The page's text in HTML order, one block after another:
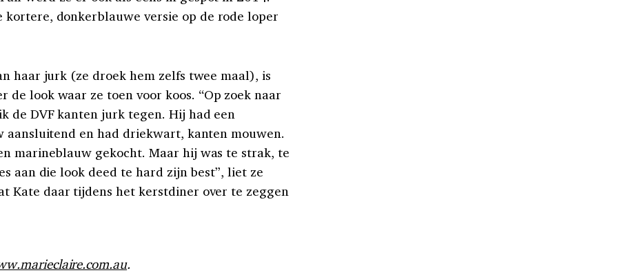
kortere, donkerblauwe versie op de rode loper
haar jurk (ze droek hem zelfs twee maal), is
de look waar ze toen voor koos. “Op zoek naar
de DVF kanten jurk tegen. Hij had een
en had driekwart, kanten mouwen.
marineblauw gekocht. Maar hij was te strak, te
aan die look deed te hard zijn best”, liet ze
Kate daar tijdens het kerstdiner over te zeggen
.